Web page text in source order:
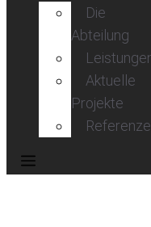
Die
Abteilung
Aktuelle
Projekte